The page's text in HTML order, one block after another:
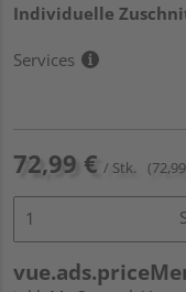
Individuelle
Services
72,99 € / Stk.